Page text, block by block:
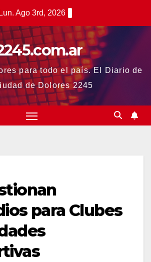
Lun. Ago 3rd, 2026
para todo el país. El Diario de
de Dolores 2245
para Clubes